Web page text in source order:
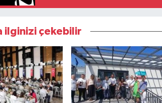
ilginizi çekebilir